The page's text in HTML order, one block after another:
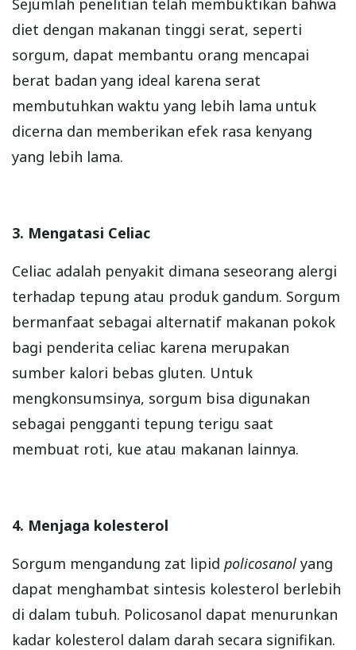
diet dengan makanan tinggi serat, seperti
sorgum, dapat membantu orang mencapai
berat badan yang ideal karena serat
membutuhkan waktu yang lebih lama untuk
dicerna dan memberikan efek rasa kenyang
yang lebih lama.
3. Mengatasi Celiac
Celiac adalah penyakit dimana seseorang alergi
terhadap tepung atau produk gandum. Sorgum
bermanfaat sebagai alternatif makanan pokok
bagi penderita celiac karena merupakan
sumber kalori bebas gluten. Untuk
mengkonsumsinya, sorgum bisa digunakan
sebagai pengganti tepung terigu saat
membuat roti, kue atau makanan lainnya.
4. Menjaga kolesterol
Sorgum mengandung zat lipid policosanol yang
dapat menghambat sintesis kolesterol berlebih
di dalam tubuh. Policosanol dapat menurunkan
kadar kolesterol dalam darah secara signifikan.